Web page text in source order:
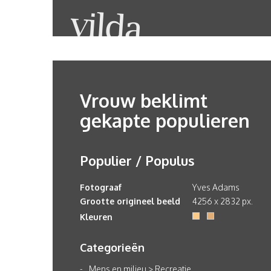
Vrouw beklimt
gekapte populieren
Populier / Populus
Fotograaf
Yves Adams
Grootte origineel beeld
4256 x 2832 px.
Kleuren
Categorieën
Mens en milieu > Recreatie